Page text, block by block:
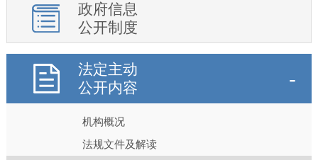
政府信息
公开制度
法定主动
公开内容
机构概况
法规文件及解读